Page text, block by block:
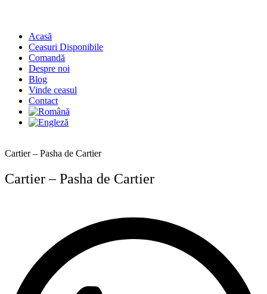
Acasă
Ceasuri Disponibile
Comandă
Despre noi
Blog
Vinde ceasul
Contact
Cartier – Pasha de Cartier
Cartier – Pasha de Cartier